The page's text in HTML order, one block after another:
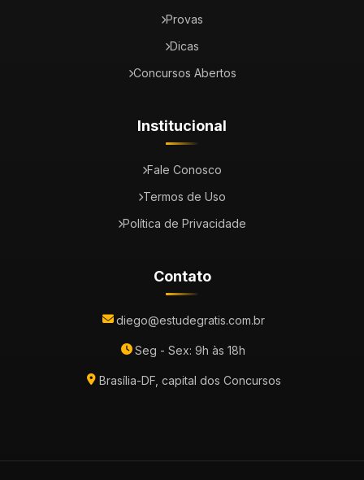
Provas
Dicas
Concursos Abertos
Institucional
Fale Conosco
Termos de Uso
Política de Privacidade
Contato
diego@estudegratis.com.br
Seg - Sex: 9h às 18h
Brasília-DF, capital dos Concursos